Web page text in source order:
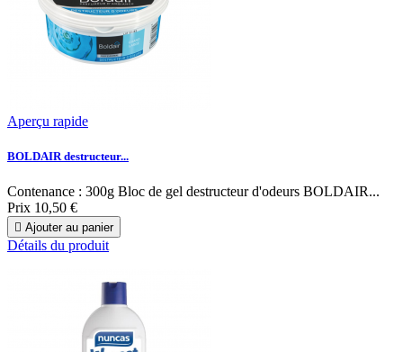
Aperçu rapide
BOLDAIR destructeur...
Contenance : 300g Bloc de gel destructeur d'odeurs BOLDAIR...
Prix 10,50 €
 Ajouter au panier
Détails du produit